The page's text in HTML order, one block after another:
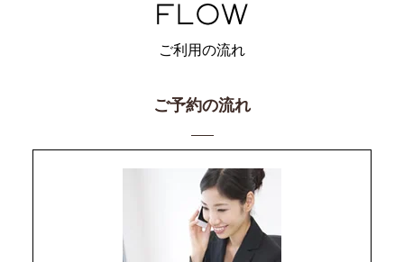
ご利用の流れ
ご予約の流れ